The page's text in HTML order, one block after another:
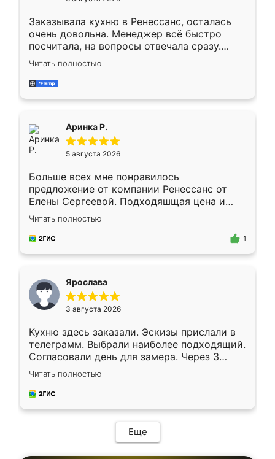
Заказывала кухню в Ренессанс, осталась
очень довольна. Менеджер всё быстро
посчитала, на вопросы отвечала сразу.
Замерщик приехал в субботу, подошёл к
делу со всей ответственностью. Собрали
за день, ребята работали аккуратно, даже
Читать полностью
Аринка Р.
5 августа 2026
Больше всех мне понравилось
предложение от компании Ренессанс от
Елены Сергеевой. Подходяшщая цена и
короткие сроки изготовления. Приехавший
для замера сотрудник Владислав
предложил по моему эскизу самый
Читать полностью
1
Ярослава
3 августа 2026
Кухню здесь заказали. Эскизы прислали в
телеграмм. Выбрали наиболее подходящий.
Согласовали день для замера. Через 3
недели кухня была уже готова. Остались
довольны работой. Спасибо Ренессанс
мебель за качественную работу!
Читать полностью
Еще